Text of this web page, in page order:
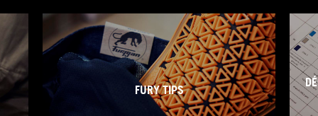
FURY TIPS